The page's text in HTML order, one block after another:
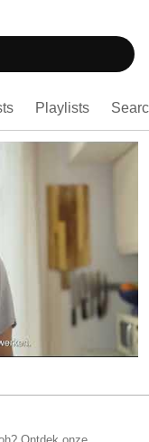
secure print
Playlists